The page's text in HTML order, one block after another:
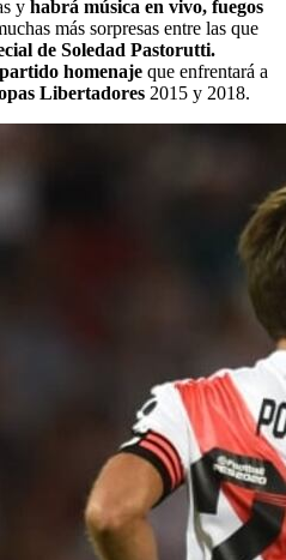
y habrá música en vivo, fuegos
más sorpresas entre las que
de Soledad Pastorutti.
homenaje que enfrentará a
Libertadores 2015 y 2018.